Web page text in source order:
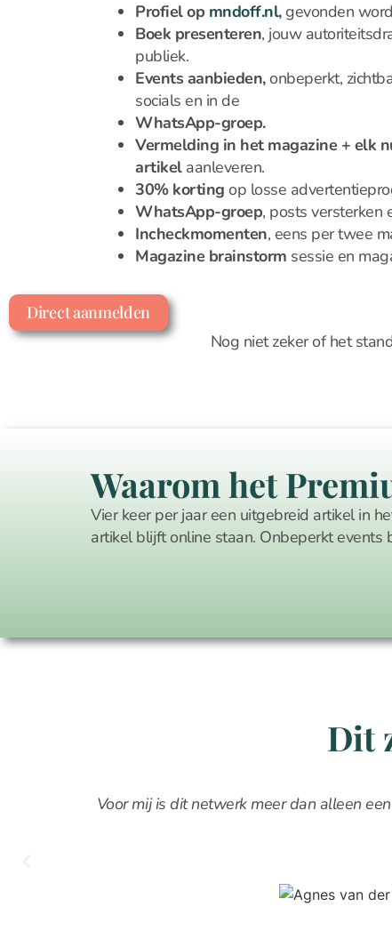
Profiel op mndoff.nl,gevonden
Boek presenteren, jouw
publiek.
Events aanbieden,onbeperkt,
socials en in de
WhatsApp-groep.
Vermelding in het magazine + elk
artikelaanleveren.
30% korting op losse
WhatsApp-groep, posts versterken
Incheckmomenten, eens per twee
Magazine brainstorm sessie en
Direct aanmelden
Nog niet zeker of het
Waarom het
Vier keer per jaar een uitgebreid artikel in
artikel blijft online staan. Onbeperkt events
Dit
Voor mij is dit netwerk meer dan alleen